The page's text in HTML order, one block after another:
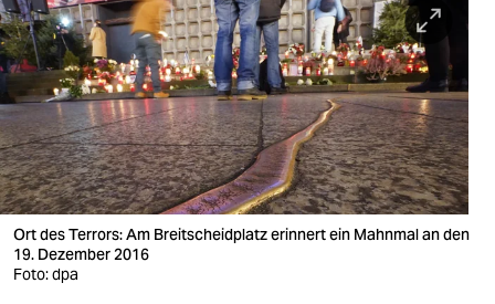
sport
berlin
nord
wahrheit
verlag
verlag
Ort des Terrors: Am Breitscheidplatz erinnert ein Mahnmal an den
19. Dezember 2016
Foto: dpa